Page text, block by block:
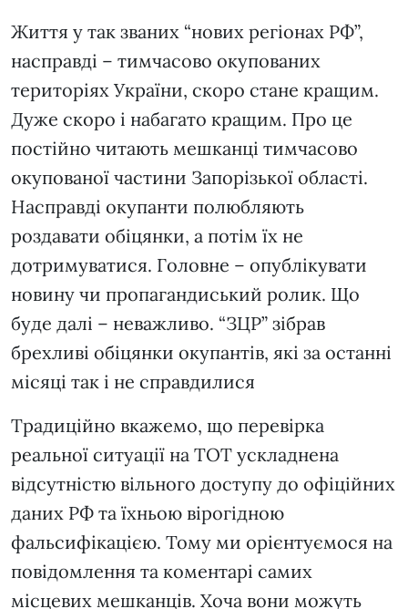
Життя у так званих “нових регіонах РФ”,
насправді – тимчасово окупованих
територіях України, скоро стане кращим.
Дуже скоро і набагато кращим. Про це
постійно читають мешканці тимчасово
окупованої частини Запорізької області.
Насправді окупанти полюбляють
роздавати обіцянки, а потім їх не
дотримуватися. Головне – опублікувати
новину чи пропагандиський ролик. Що
буде далі – неважливо. “ЗЦР” зібрав
брехливі обіцянки окупантів, які за останні
місяці так і не справдилися
Традиційно вкажемо, що перевірка
реальної ситуації на ТОТ ускладнена
відсутністю вільного доступу до офіційних
даних РФ та їхньою вірогідною
фальсифікацією. Тому ми орієнтуємося на
повідомлення та коментарі самих
місцевих мешканців. Хоча вони можуть